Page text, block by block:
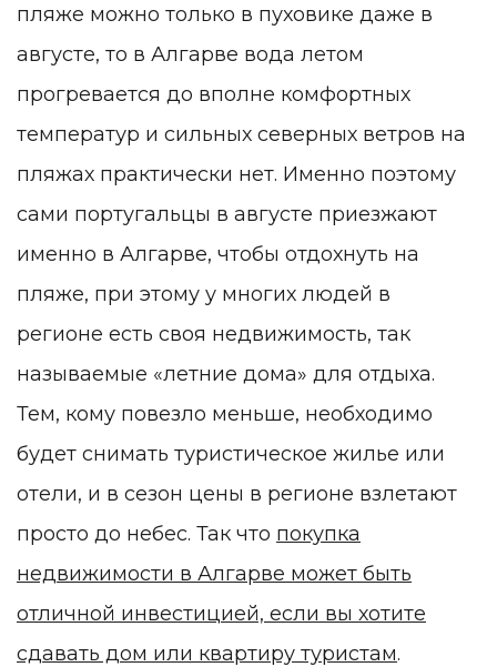
пляже можно только в пуховике даже в
августе, то в Алгарве вода летом
прогревается до вполне комфортных
температур и сильных северных ветров на
пляжах практически нет. Именно поэтому
сами португальцы в августе приезжают
именно в Алгарве, чтобы отдохнуть на
пляже, при этому у многих людей в
регионе есть своя недвижимость, так
называемые «летние дома» для отдыха.
Тем, кому повезло меньше, необходимо
будет снимать туристическое жилье или
отели, и в сезон цены в регионе взлетают
просто до небес. Так что покупка
недвижимости в Алгарве может быть
отличной инвестицией, если вы хотите
сдавать дом или квартиру туристам.